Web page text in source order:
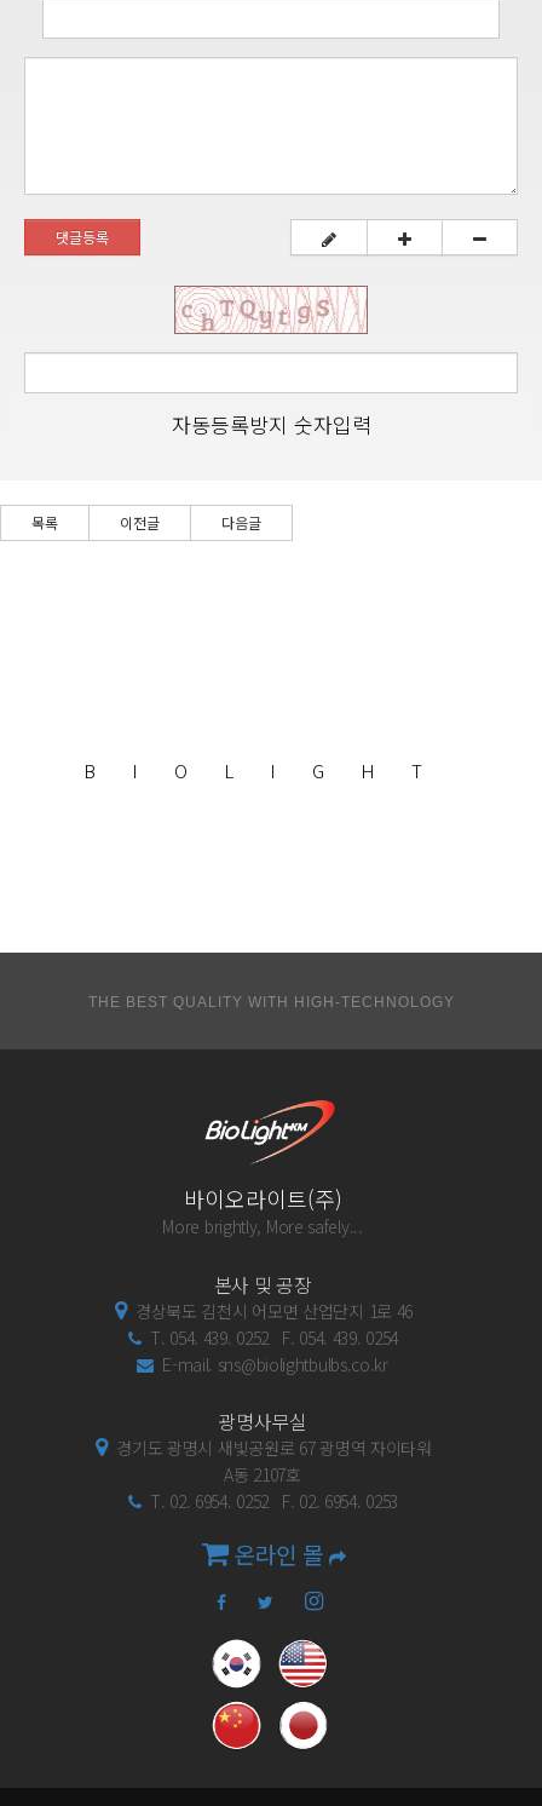
댓글등록
자동등록방지 숫자입력
목록 이전글 다음글
BIOLIGHT
THE BEST QUALITY WITH HIGH-TECHNOLOGY
바이오라이트(주)
More brightly, More safely...
본사 및 공장
경상북도 김천시 어모면 산업단지 1로 46
T. 054. 439. 0252 F. 054. 439. 0254
E-mail. sns@biolightbulbs.co.kr
광명사무실
경기도 광명시 새빛공원로 67 광명역 자이타워
A동 2107호
T. 02. 6954. 0252 F. 02. 6954. 0253
온라인 몰